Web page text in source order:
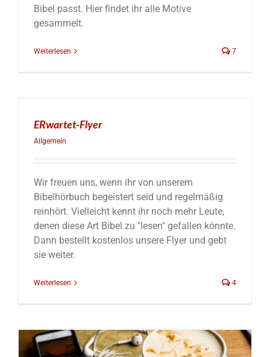
Bibel passt. Hier findet ihr alle Motive
gesammelt.
Weiterlesen 7
ERwartet-Flyer
Allgemein
Wir freuen uns, wenn ihr von unserem
Bibelhörbuch begeistert seid und regelmäßig
reinhört. Vielleicht kennt ihr noch mehr Leute,
denen diese Art Bibel zu "lesen" gefallen könnte.
Dann bestellt kostenlos unsere Flyer und gebt
sie weiter.
Weiterlesen 4